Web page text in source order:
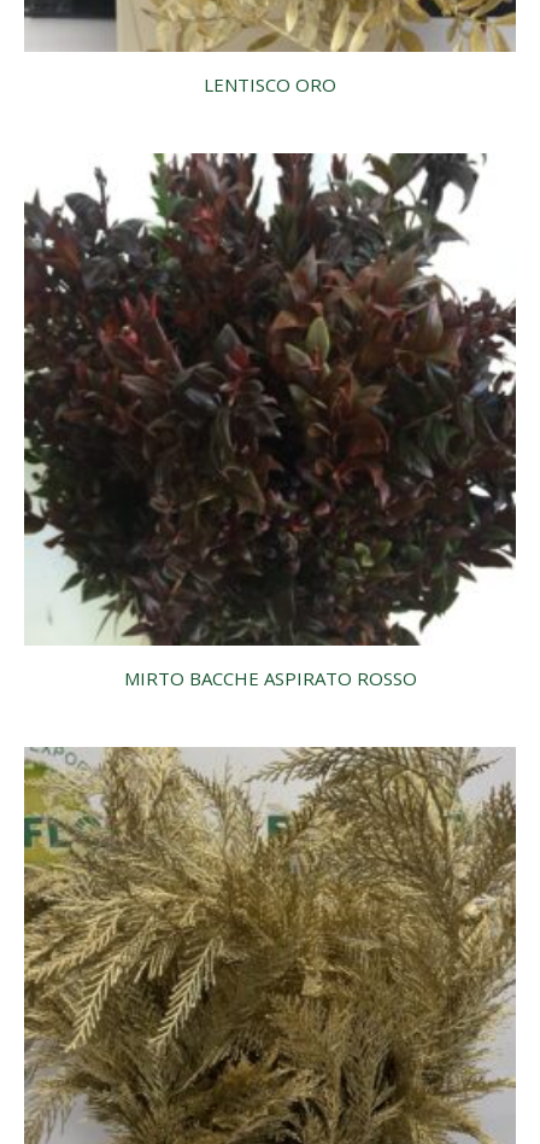
LENTISCO ORO
MIRTO BACCHE ASPIRATO ROSSO